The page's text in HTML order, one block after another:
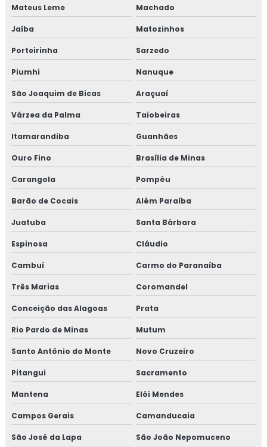
Proteção passiva
Proteção passiva contra fogo
Proteção passiva contra incêndio
Proteção passiva de cabos
Proteção passiva estrutura metálica
Proteção passiva para cabos elétricos
Proteção passiva pfp
Revestimento fibra cerâmica
Revestimento térmico
Revestimento térmico industrial
Revestimento térmico para container
Revestimento térmico tubulação
Serviço de isolamento térmico
Serviço de isolamento térmico de dutos
Serviço de isolamento térmico industrial
Serviço de isolamento térmico industrial no rj
Mateus Leme Machado
Jaíba Matozinhos
Porteirinha Sarzedo
Piumhi Nanuque
São Joaquim de Bicas Araçuaí
Várzea da Palma Taiobeiras
Itamarandiba Guanhães
Ouro Fino Brasília de Minas
Carangola Pompéu
Barão de Cocais Além Paraíba
Juatuba Santa Bárbara
Espinosa Cláudio
Cambuí Carmo do Paranaíba
Três Marias Coromandel
Conceição das Alagoas Prata
Rio Pardo de Minas Mutum
Santo Antônio do Monte Novo Cruzeiro
Pitangui Sacramento
Mantena Elói Mendes
Campos Gerais Camanducaia
São José da Lapa São João Nepomuceno